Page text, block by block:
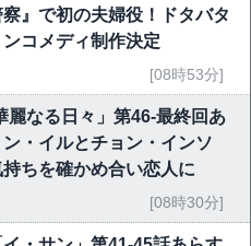
』で初の夫婦役！ドタバタ
コメディ制作決定
[08時53分]
麗なる日々」第46-最終回あ
・イルとチョン・インソ
ちを確かめ合い恋人に
[08時30分]